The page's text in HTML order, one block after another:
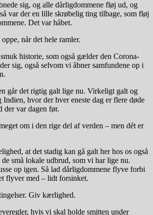
sig, og alle dårligdommene fløj ud, og
var der en lille skrøbelig ting tilbage, som fløj
Det var håbet.
når det hele ramler.
historie, som også gælder den Corona-
sig, også selvom vi åbner samfundene op i
går det rigtig galt lige nu. Virkeligt galt og
hvor der hver eneste dag er flere døde
der var dagen før.
om i den rige del af verden – men dét er
at det stadig kan gå galt her hos os også
de små lokale udbrud, som vi har lige nu.
op igen. Så lad dårligdommene flyve forbi
flyver med – lidt forsinket.
Giv kærlighed.
hvis vi skal holde smitten under